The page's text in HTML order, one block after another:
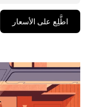
اضغط
على
مفتاح
للأسفل
لاستخدام
التقويم
التاريخ.
اطَّلِع على الأسعار